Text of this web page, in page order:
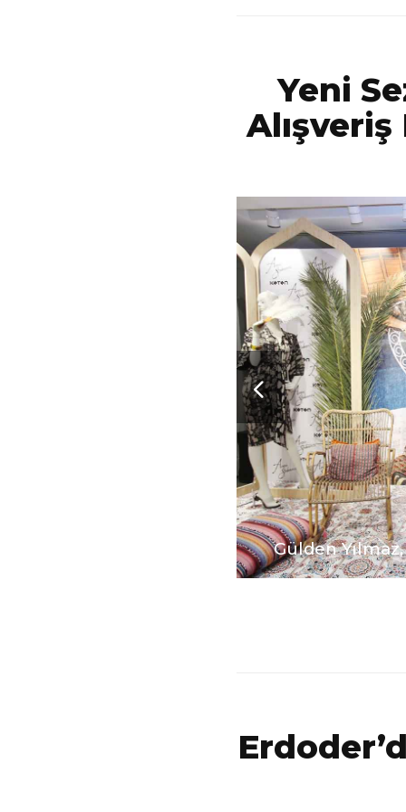
Yeni
Alışveriş
Gülden